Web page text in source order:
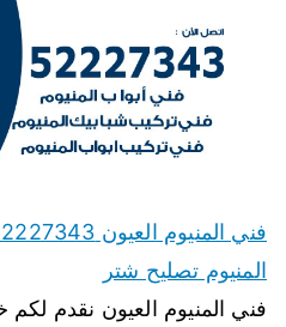
المنيوم تصليح شتر
فني المنيوم العيون نقدم